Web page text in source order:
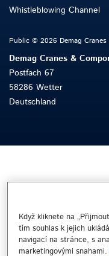
Whistleblowing Channel
Public © 2026 Demag
Demag Cranes &
Postfach 67
58286 Wetter
Deutschland
Když kliknete na
tím souhlas k jejich
navigací na stránce, s
marketingovými snahami.